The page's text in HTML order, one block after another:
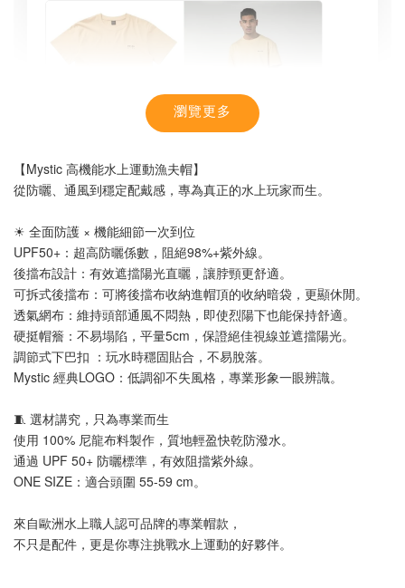
【MYSTIC】潮流T恤 舒適涼感 土耳其棉
NT$ 899
NT$ 1,080
加入購物車
瀏覽更多
【Mystic 高機能水上運動漁夫帽】
從防曬、通風到穩定配戴感，專為真正的水上玩家而生。
☀ 全面防護 × 機能細節一次到位
UPF50+：超高防曬係數，阻絕98%+紫外線。
後擋布設計：有效遮擋陽光直曬，讓脖頸更舒適。
可拆式後擋布：可將後擋布收納進帽頂的收納暗袋，更顯休閒。
透氣網布：維持頭部通風不悶熱，即使烈陽下也能保持舒適。
硬挺帽簷：不易塌陷，平量5cm，保證絕佳視線並遮擋陽光。
調節式下巴扣 ：玩水時穩固貼合，不易脫落。
Mystic 經典LOGO：低調卻不失風格，專業形象一眼辨識。
🧵 選材講究，只為專業而生
使用 100% 尼龍布料製作，質地輕盈快乾防潑水。
通過 UPF 50+ 防曬標準，有效阻擋紫外線。
ONE SIZE：適合頭圍 55-59 cm。
來自歐洲水上職人認可品牌的專業帽款，
不只是配件，更是你專注挑戰水上運動的好夥伴。